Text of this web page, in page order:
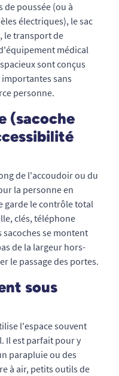
de poussée (ou à
électriques), le sac
le transport de
médical
sont conçus
sans
personne.
(sacoche
de l'accoudoir ou du
la personne en
garde le contrôle total
clés, téléphone
se montent
de la largeur hors-
le passage des portes.
sous
l'espace souvent
Il est parfait pour y
parapluie ou des
à air, petits outils de